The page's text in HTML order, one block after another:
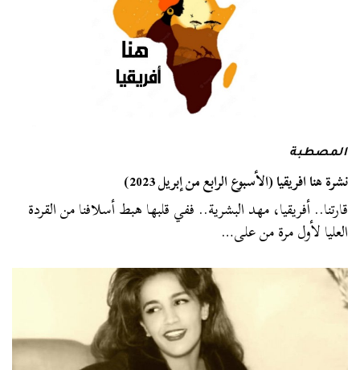
المصطبة
نشرة هنا افريقيا (الأسبوع الرابع من إبريل 2023)
قارتنا.. أفريقيا، مهد البشرية.. ففي قلبها هبط أسلافنا من القردة
العليا لأول مرة من على…